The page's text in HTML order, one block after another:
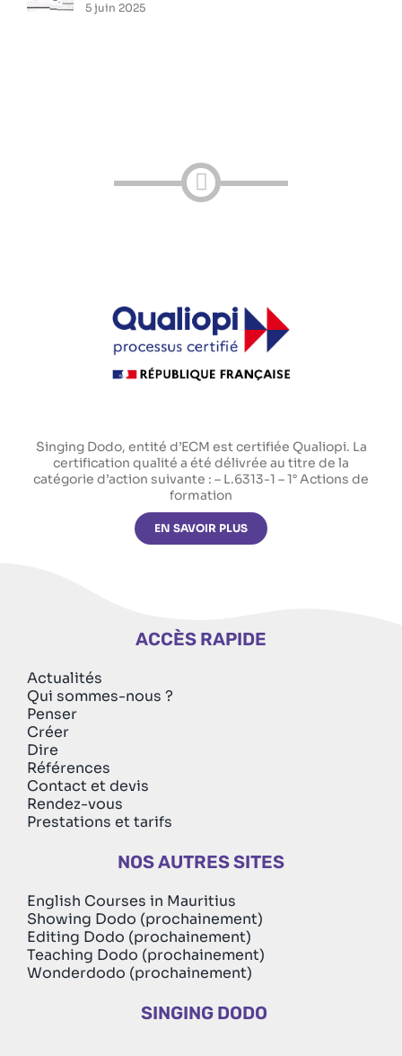
5 juin 2025
Singing Dodo, entité d’ECM est certifiée Qualiopi. La
certification qualité a été délivrée au titre de la
catégorie d’action suivante : – L.6313-1 – 1° Actions de
formation
EN SAVOIR PLUS
ACCÈS RAPIDE
Actualités
Qui sommes-nous ?
Penser
Créer
Dire
Références
Contact et devis
Rendez-vous
Prestations et tarifs
NOS AUTRES SITES
English Courses in Mauritius
Showing Dodo (prochainement)
Editing Dodo (prochainement)
Teaching Dodo (prochainement)
Wonderdodo (prochainement)
SINGING DODO